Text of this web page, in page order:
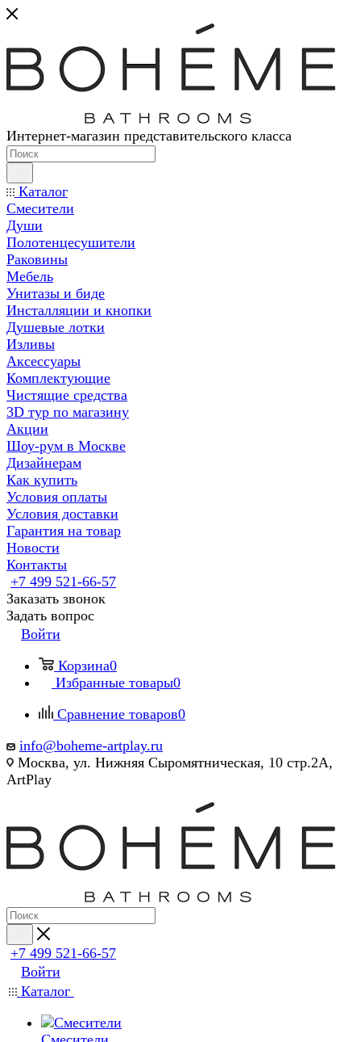
Интернет-магазин представительского класса
Каталог
Смесители
Души
Полотенцесушители
Раковины
Мебель
Унитазы и биде
Инсталляции и кнопки
Душевые лотки
Изливы
Аксессуары
Комплектующие
Чистящие средства
3D тур по магазину
Акции
Шоу-рум в Москве
Дизайнерам
Как купить
Условия оплаты
Условия доставки
Гарантия на товар
Новости
Контакты
+7 499 521-66-57
Заказать звонок
Задать вопрос
Войти
Корзина0
Избранные товары0
Сравнение товаров0
info@boheme-artplay.ru
Москва, ул. Нижняя Сыромятническая, 10 стр.2А,
ArtPlay
+7 499 521-66-57
Войти
Каталог